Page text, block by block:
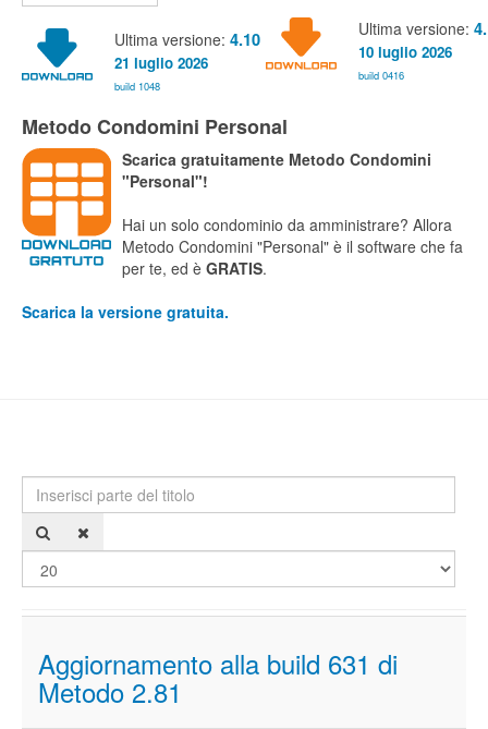
Ultima versione: 4.10
21 luglio 2026
build 1048
Ultima versione:
10 luglio 2026
build 0416
Metodo Condomini Personal
Scarica gratuitamente Metodo Condomini
"Personal"!
Hai un solo condominio da amministrare? Allora
Metodo Condomini "Personal" è il software che fa
per te, ed è GRATIS.
Scarica la versione gratuita.
Inserisci parte del titolo
Aggiornamento alla build 631 di
Metodo 2.81